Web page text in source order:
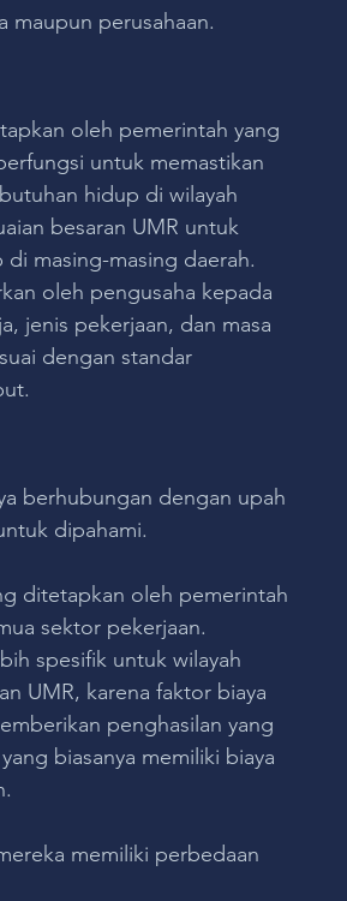
maupun perusahaan.
oleh pemerintah yang
untuk memastikan
hidup di wilayah
besaran UMR untuk
masing-masing daerah.
oleh pengusaha kepada
jenis pekerjaan, dan masa
dengan standar
berhubungan dengan upah
dipahami.
ditetapkan oleh pemerintah
sektor pekerjaan.
spesifik untuk wilayah
UMR, karena faktor biaya
penghasilan yang
biasanya memiliki biaya
memiliki perbedaan